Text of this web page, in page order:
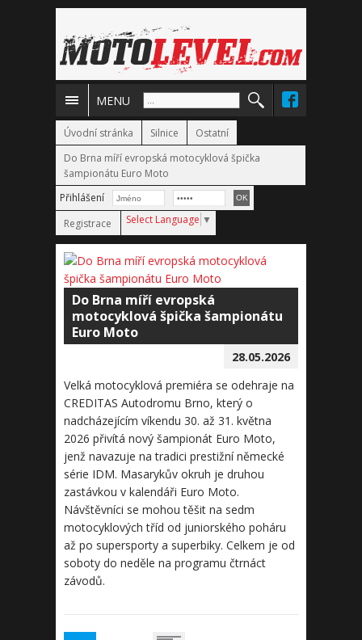
MENU
Úvodní stránka Silnice
Ostatní
Do Brna míří evropská motocyklová špička
šampionátu Euro Moto
Přihlášení
Registrace
Select Language ▼
Do Brna míří evropská
motocyklová špička šampionátu
Euro Moto
28.05.2026
Velká motocyklová premiéra se odehraje na
CREDITAS Autodromu Brno, který o
nadcházejícím víkendu 30. až 31. května
2026 přivítá nový šampionát Euro Moto,
jenž navazuje na tradici prestižní německé
série IDM. Masarykův okruh je druhou
zastávkou v kalendáři Euro Moto.
Návštěvníci se mohou těšit na sedm
motocyklových tříd od juniorského poháru
až po supersporty a superbiky. Celkem je od
soboty do neděle na programu čtrnáct
závodů.